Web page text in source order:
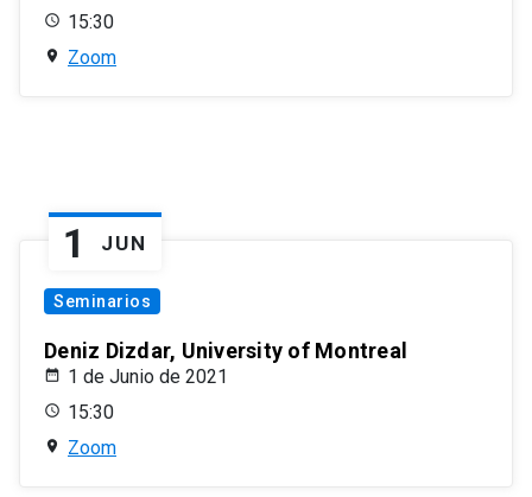
15:30
Zoom
1 JUN
Seminarios
Deniz Dizdar, University of Montreal
1 de Junio de 2021
15:30
Zoom